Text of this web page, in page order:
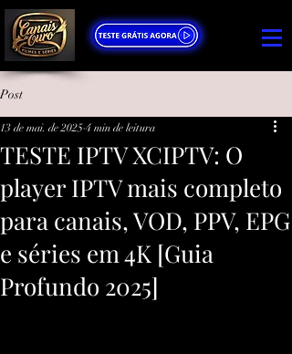
Post
TESTE IPTV XCIPTV: O
player IPTV mais completo
para canais, VOD, PPV, EPG
e séries em 4K [Guia
Profundo 2025]
13 de mai. de 2025 4 min de leitura